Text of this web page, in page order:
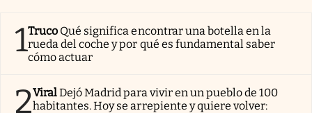
1Truco Qué significa encontrar una botella en la
rueda del coche y por qué es fundamental saber
cómo actuar
2ViralDejó Madrid para vivir en un pueblo de 100
habitantes. Hoy se arrepiente y quiere volver: